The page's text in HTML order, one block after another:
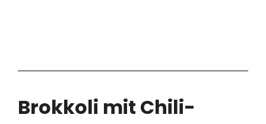
Brokkoli mit Chili-